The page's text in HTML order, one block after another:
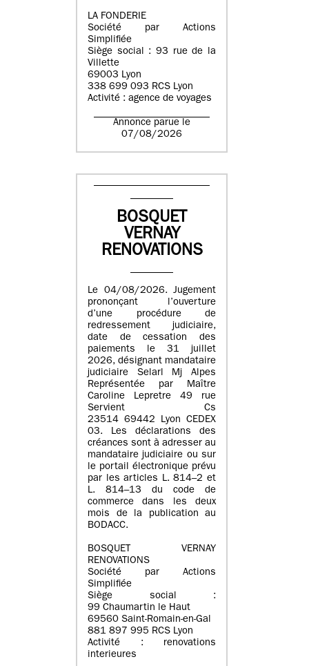
LA FONDERIE
Société par Actions
Simplifiée
Siège social : 93 rue de la
Villette
69003 Lyon
338 699 093 RCS Lyon
Activité : agence de voyages
Annonce parue le
07/08/2026
BOSQUET
VERNAY
RENOVATIONS
Le 04/08/2026. Jugement
prononçant l’ouverture
d’une procédure de
redressement judiciaire,
date de cessation des
paiements le 31 juillet
2026, désignant mandataire
judiciaire Selarl Mj Alpes
Représentée par Maître
Caroline Lepretre 49 rue
Servient Cs
23514 69442 Lyon CEDEX
03. Les déclarations des
créances sont à adresser au
mandataire judiciaire ou sur
le portail électronique prévu
par les articles L. 814–2 et
L. 814–13 du code de
commerce dans les deux
mois de la publication au
BODACC.
BOSQUET VERNAY
RENOVATIONS
Société par Actions
Simplifiée
Siège social :
99 Chaumartin le Haut
69560 Saint-Romain-en-Gal
881 897 995 RCS Lyon
Activité : renovations
interieures